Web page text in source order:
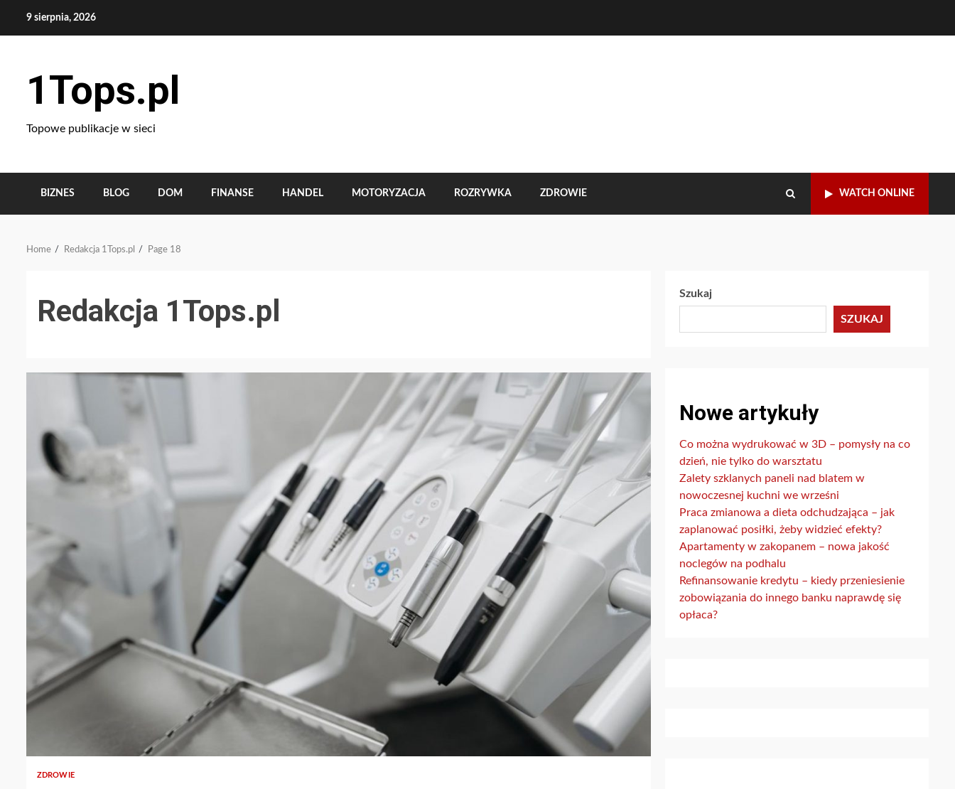
9 sierpnia, 2026
1Tops.pl
Topowe publikacje w sieci
BIZNES BLOG DOM FINANSE HANDEL MOTORYZACJA ROZRYWKA ZDROWIE WATCH ONLINE
Home Redakcja 1Tops.pl Page 18
Redakcja 1Tops.pl
ZDROWIE
Szukaj
SZUKAJ
Nowe artykuły
Co można wydrukować w 3D – pomysły na co
dzień, nie tylko do warsztatu
Zalety szklanych paneli nad blatem w
nowoczesnej kuchni we wrześni
Praca zmianowa a dieta odchudzająca – jak
zaplanować posiłki, żeby widzieć efekty?
Apartamenty w zakopanem – nowa jakość
noclegów na podhalu
Refinansowanie kredytu – kiedy przeniesienie
zobowiązania do innego banku naprawdę się
opłaca?